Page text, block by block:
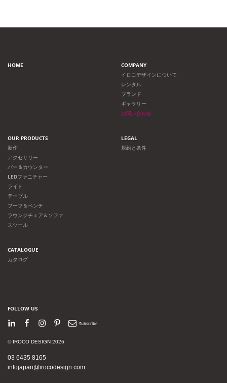
ゲ
シ
HOME
COMPANY
イロコデザインについて
レンタル
ブランド
ギャラリー
お問い合わせ
OUR PRODUCTS
新作
アクセサリー
バー＆カウンター
LEDファニチャー
ライト
テーブル
プーフ＆ベンチ
ラウンジチェア＆ソファ
スツール
LEGAL
規約と条件
CATALOGUE
カタログ
FOLLOW US
LinkedInFacebook
Instagram
PinterestNewsletter
© IROCO DESIGN 2026
03 6435 8165
infojapan@irocodesign.com